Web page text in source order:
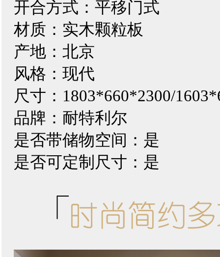
开合方式：平移门式
材质：实木颗粒板
产地：北京
风格：现代
尺寸：1803*660*2300/
品牌：耐特利尔
是否带储物空间：是
是否可定制尺寸：是